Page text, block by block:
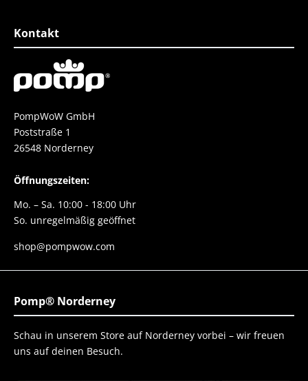
Kontakt
PompWoW GmbH
Poststraße 1
26548 Norderney
Öffnungszeiten:
Mo. – Sa. 10:00 - 18:00 Uhr
So. unregelmäßig geöffnet
shop@pompwow.com
Pomp® Norderney
Schau in unserem Store auf Norderney vorbei – wir freuen
uns auf deinen Besuch.